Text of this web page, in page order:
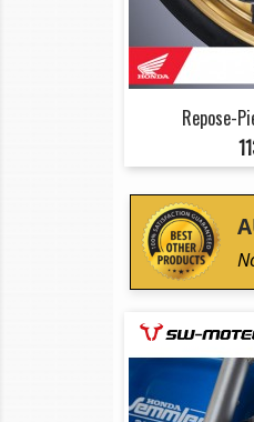
Repose-